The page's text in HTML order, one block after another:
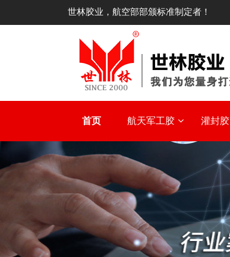
世林胶业，航空部部颁标准制定者！
首页 航天军工胶 灌封胶